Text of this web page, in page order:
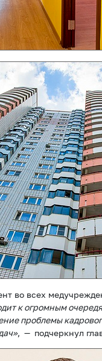
во всех
к огромным
проблемы
, — подчеркнул